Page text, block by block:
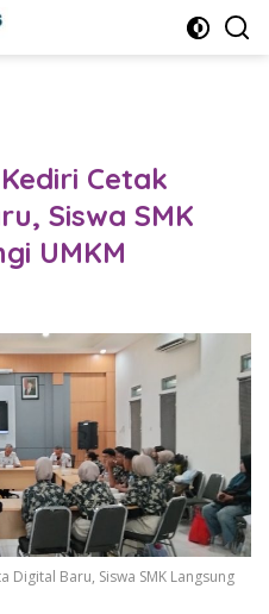
Cetak
Siswa SMK
UMKM
Baru, Siswa SMK Langsung